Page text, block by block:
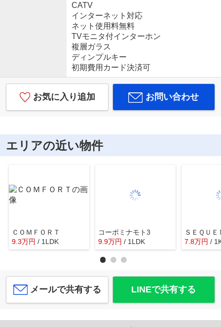
CATV
インターネット対応
ネット使用料無料
TVモニタ付インターホン
複層ガラス
ディンプルキー
初期費用カード決済可
お気に入り追加 お問い合わせ
エリアの近い物件
ＣＯＭＦＯＲＴ
9.3万円 / 1LDK
コーポミナモト3
9.9万円 / 1LDK
ＳＥＱＵＥ
7.8万円 /
メールで共有する LINEで共有する